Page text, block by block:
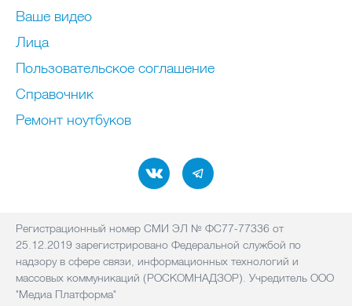
Ваше видео
Лица
Пользовательское соглашение
Справочник
Ремонт нoутбуков
Регистрационный номер СМИ ЭЛ № ФС77-77336 от
25.12.2019 зарегистрировано Федеральной службой по
надзору в сфере связи, информационных технологий и
массовых коммуникаций (РОСКОМНАДЗОР). Учредитель ООО
"Медиа Платформа"